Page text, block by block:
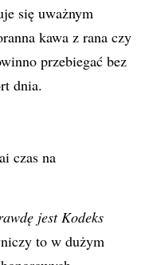
się uważnym
kawa z rana czy
przebiegać bez
dnia.
czas na
jest Kodeks
to w dużym